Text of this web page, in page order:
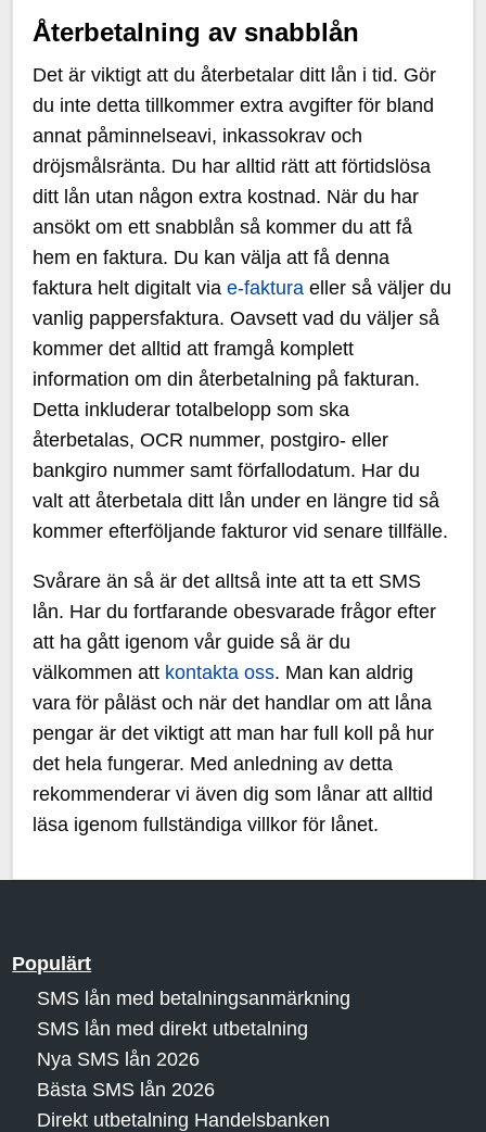
Återbetalning av snabblån
Det är viktigt att du återbetalar ditt lån i tid. Gör
du inte detta tillkommer extra avgifter för bland
annat påminnelseavi, inkassokrav och
dröjsmålsränta. Du har alltid rätt att förtidslösa
ditt lån utan någon extra kostnad. När du har
ansökt om ett snabblån så kommer du att få
hem en faktura. Du kan välja att få denna
faktura helt digitalt viae-faktura eller så väljer du
vanlig pappersfaktura. Oavsett vad du väljer så
kommer det alltid att framgå komplett
information om din återbetalning på fakturan.
Detta inkluderar totalbelopp som ska
återbetalas, OCR nummer, postgiro- eller
bankgiro nummer samt förfallodatum. Har du
valt att återbetala ditt lån under en längre tid så
kommer efterföljande fakturor vid senare tillfälle.
Svårare än så är det alltså inte att ta ett SMS
lån. Har du fortfarande obesvarade frågor efter
att ha gått igenom vår guide så är du
välkommen att kontakta oss. Man kan aldrig
vara för påläst och när det handlar om att låna
pengar är det viktigt att man har full koll på hur
det hela fungerar. Med anledning av detta
rekommenderar vi även dig som lånar att alltid
läsa igenom fullständiga villkor för lånet.
Populärt
SMS lån med betalningsanmärkning
SMS lån med direkt utbetalning
Nya SMS lån 2026
Bästa SMS lån 2026
Direkt utbetalning Handelsbanken